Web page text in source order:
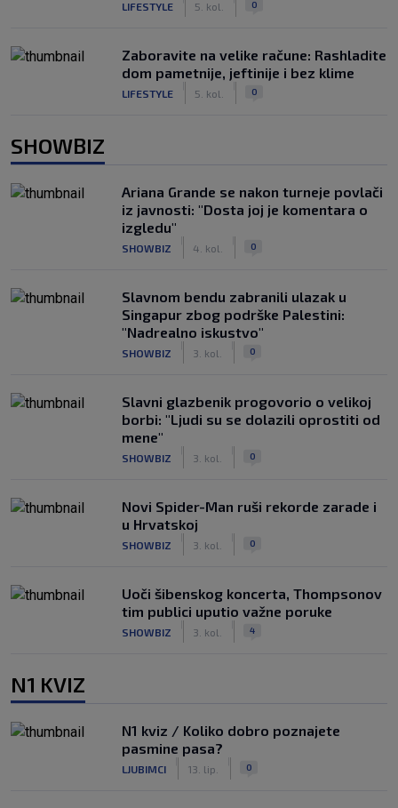
LIFESTYLE 5. kol. 0
Zaboravite na velike račune: Rashladite
dom pametnije, jeftinije i bez klime
LIFESTYLE 5. kol. 0
SHOWBIZ
Ariana Grande se nakon turneje povlači
iz javnosti: "Dosta joj je komentara o
izgledu"
SHOWBIZ 4. kol. 0
Slavnom bendu zabranili ulazak u
Singapur zbog podrške Palestini:
"Nadrealno iskustvo"
SHOWBIZ 3. kol. 0
Slavni glazbenik progovorio o velikoj
borbi: "Ljudi su se dolazili oprostiti od
mene"
SHOWBIZ 3. kol. 0
Novi Spider-Man ruši rekorde zarade i
u Hrvatskoj
SHOWBIZ 3. kol. 0
Uoči šibenskog koncerta, Thompsonov
tim publici uputio važne poruke
SHOWBIZ 3. kol. 4
N1 KVIZ
N1 kviz / Koliko dobro poznajete
pasmine pasa?
LJUBIMCI 13. lip. 0